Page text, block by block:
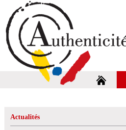
Actualités